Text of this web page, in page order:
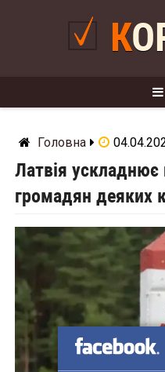
Головна
Латвія ускладнює
громадян деяких